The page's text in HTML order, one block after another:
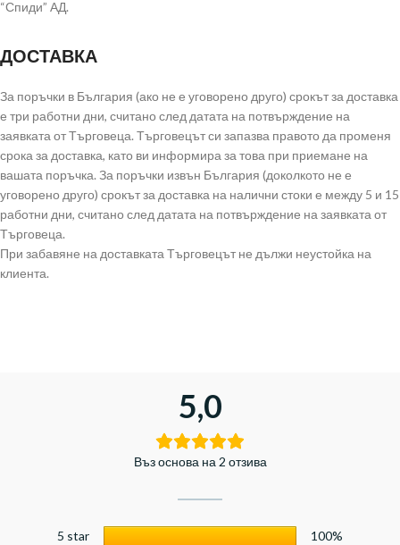
“Спиди” АД.
ДОСТАВКА
За поръчки в България (ако не е уговорено друго) срокът за доставка
е три работни дни, считано след датата на потвърждение на
заявката от Търговеца. Търговецът си запазва правото да променя
срока за доставка, като ви информира за това при приемане на
вашата поръчка. За поръчки извън България (доколкото не е
уговорено друго) срокът за доставка на налични стоки е между 5 и 15
работни дни, считано след датата на потвърждение на заявката от
Търговеца.
При забавяне на доставката Търговецът не дължи неустойка на
клиента.
5,0
Въз основа на 2 отзива
5 star 100%